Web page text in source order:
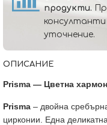
продукти.
консултанти
уточнение.
ОПИСАНИЕ
Prisma — Цветна
Prisma – двойна
цирконии. Една